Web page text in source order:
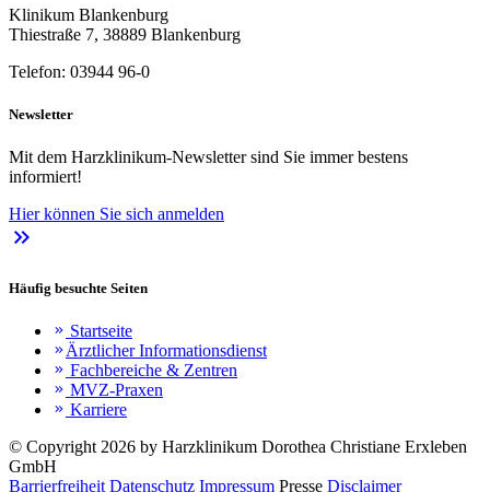
Klinikum Blankenburg
Thiestraße 7, 38889 Blankenburg
Telefon: 03944 96-0
Newsletter
Mit dem Harzklinikum-Newsletter sind Sie immer bestens
informiert!
Hier können Sie sich anmelden
keyboard_double_arrow_right
Häufig besuchte Seiten
keyboard_double_arrow_right Startseite
keyboard_double_arrow_right Ärztlicher Informationsdienst
keyboard_double_arrow_right Fachbereiche & Zentren
keyboard_double_arrow_right MVZ-Praxen
keyboard_double_arrow_right Karriere
© Copyright 2026 by Harzklinikum Dorothea Christiane Erxleben
GmbH
Barrierfreiheit Datenschutz Impressum Presse Disclaimer